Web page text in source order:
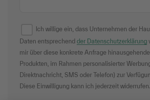
Ich willige ein, dass Unternehmen der
Daten entsprechend der Datenschutzerklärung
mir über diese konkrete Anfrage
Produkten, im Rahmen personalisierter
Direktnachricht, SMS oder Telefon) zur
Diese Einwilligung kann ich jederzeit widerrufen.